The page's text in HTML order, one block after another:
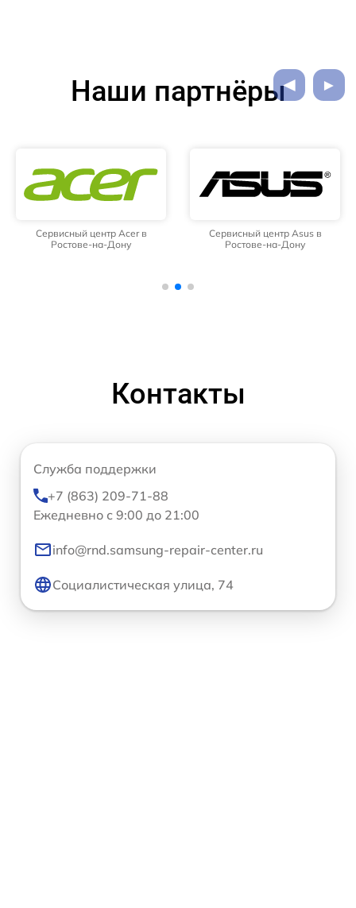
Наши партнёры
Сервисный центр Acer в
Ростове-на-Дону
Сервисный центр Asus в
Ростове-на-Дону
Контакты
Служба поддержки
+7 (863) 209-71-88
Ежедневно с 9:00 до 21:00
info@rnd.samsung-repair-center.ru
Социалистическая улица, 74